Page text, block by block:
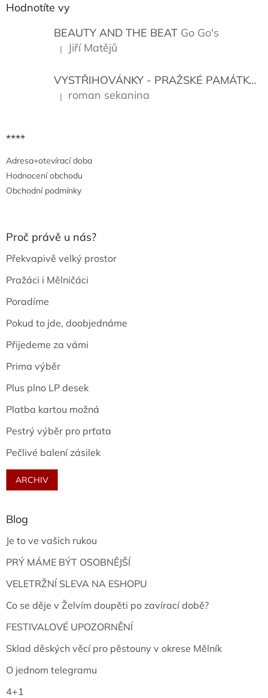
Hodnotíte vy
BEAUTY AND THE BEAT Go Go's
Hodnocení produktu je 5 z 5 hvězdiček.
| Jiří Matějů
VYSTŘIHOVÁNKY - PRAŽSKÉ PAMÁTKY
Hodnocení produktu je 5 z 5 hvězdiček.
| roman sekanina
****
Adresa+otevírací doba
Hodnocení obchodu
Obchodní podmínky
Proč právě u nás?
Překvapivě velký prostor
Pražáci i Mělničáci
Poradíme
Pokud to jde, doobjednáme
Přijedeme za vámi
Prima výběr
Plus plno LP desek
Platba kartou možná
Pestrý výběr pro prťata
Pečlivé balení zásilek
ARCHIV
Blog
Je to ve vašich rukou
PRÝ MÁME BÝT OSOBNĚJŠÍ
VELETRŽNÍ SLEVA NA ESHOPU
Co se děje v Želvím doupěti po zavírací době?
FESTIVALOVÉ UPOZORNĚNÍ
Sklad děských věcí pro pěstouny v okrese Mělník
O jednom telegramu
4+1